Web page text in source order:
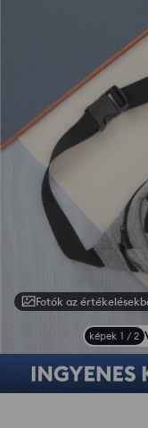
Fotók az
képek 1 / 2